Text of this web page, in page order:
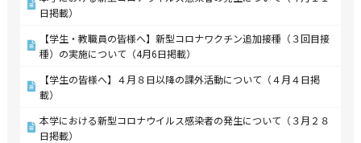
日掲載）
【学生・教職員の皆様へ】新型コロナワクチン追加接種（３回目接
種）の実施について（4月6日掲載）
【学生の皆様へ】４月８日以降の課外活動について（４月４日掲
載）
本学における新型コロナウイルス感染者の発生について（３月２８
日掲載）